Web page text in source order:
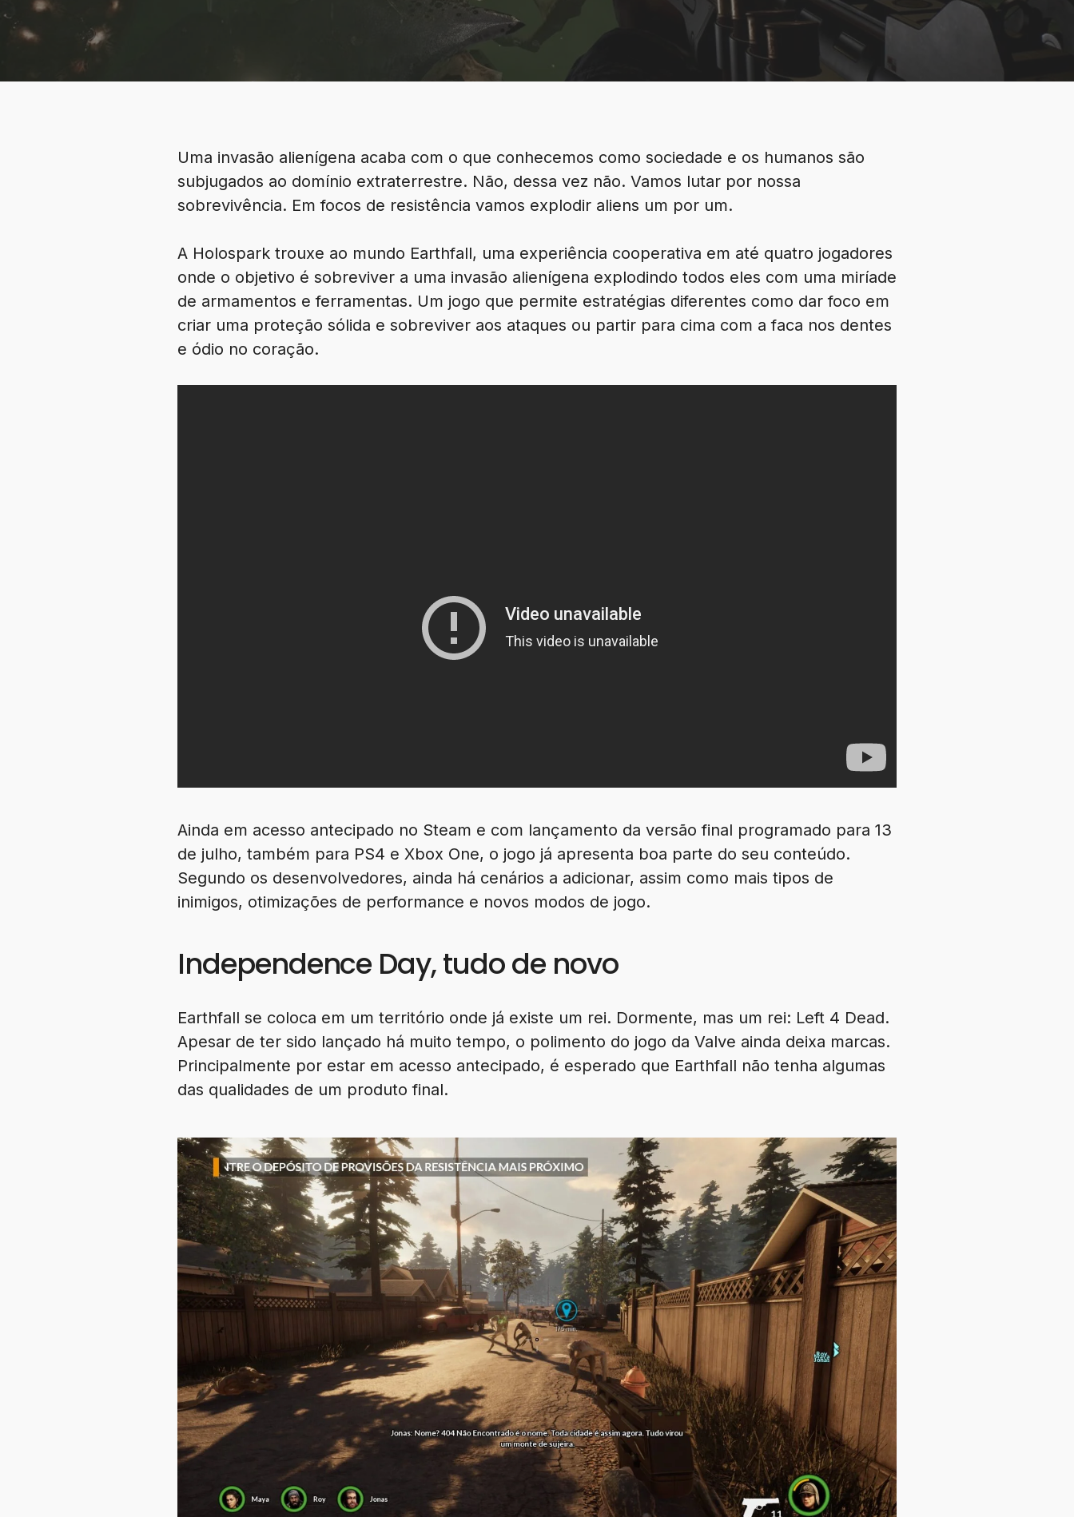
Uma invasão alienígena acaba com o que conhecemos como sociedade e os humanos são
subjugados ao domínio extraterrestre. Não, dessa vez não. Vamos lutar por nossa
sobrevivência. Em focos de resistência vamos explodir aliens um por um.
A Holospark trouxe ao mundo Earthfall, uma experiência cooperativa em até quatro jogadores
onde o objetivo é sobreviver a uma invasão alienígena explodindo todos eles com uma miríade
de armamentos e ferramentas. Um jogo que permite estratégias diferentes como dar foco em
criar uma proteção sólida e sobreviver aos ataques ou partir para cima com a faca nos dentes
e ódio no coração.
Ainda em acesso antecipado no Steam e com lançamento da versão final programado para 13
de julho, também para PS4 e Xbox One, o jogo já apresenta boa parte do seu conteúdo.
Segundo os desenvolvedores, ainda há cenários a adicionar, assim como mais tipos de
inimigos, otimizações de performance e novos modos de jogo.
Independence Day, tudo de novo
Earthfall se coloca em um território onde já existe um rei. Dormente, mas um rei: Left 4 Dead.
Apesar de ter sido lançado há muito tempo, o polimento do jogo da Valve ainda deixa marcas.
Principalmente por estar em acesso antecipado, é esperado que Earthfall não tenha algumas
das qualidades de um produto final.